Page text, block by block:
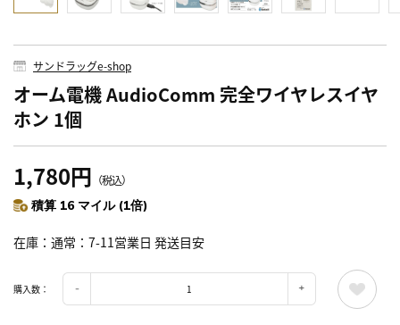
サンドラッグe-shop
オーム電機 AudioComm 完全ワイヤレスイヤ
ホン 1個
1,780円 （税込）
積算 16 マイル (1倍)
在庫 通常：7-11営業日 発送目安
購入数：